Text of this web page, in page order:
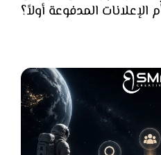
الإعلانات المدفوعة أولاً؟